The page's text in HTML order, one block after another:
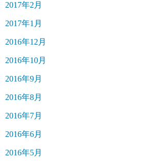
2017年2月
2017年1月
2016年12月
2016年10月
2016年9月
2016年8月
2016年7月
2016年6月
2016年5月